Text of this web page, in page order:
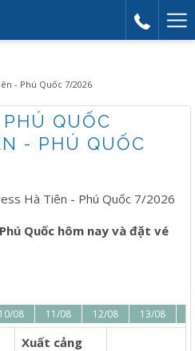
- Phú Quốc 7/2026
QUỐC
- PHÚ QUỐC
Hà Tiên - Phú Quốc 7/2026
Quốc hôm nay và đặt vé
10/08 11/08 12/08 13/08
Xuất cảng